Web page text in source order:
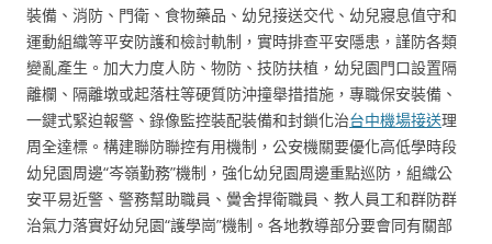
裝備、消防、門衛、食物藥品、幼兒接送交代、幼兒寢息值守和
運動組織等平安防護和檢討軌制，實時排查平安隱患，謹防各類
變亂產生。加大力度人防、物防、技防扶植，幼兒園門口設置隔
離欄、隔離墩或起落柱等硬質防沖撞舉措措施，專職保安裝備、
一鍵式緊迫報警、錄像監控裝配裝備和封鎖化治台中機場接送理
周全達標。構建聯防聯控有用機制，公安機關要優化高低學時段
幼兒園周邊“岑嶺勤務”機制，強化幼兒園周邊重點巡防，組織公
安平易近警、警務幫助職員、黌舍捍衛職員、教人員工和群防群
治氣力落實好幼兒園“護學崗”機制。各地教導部分要會同有關部